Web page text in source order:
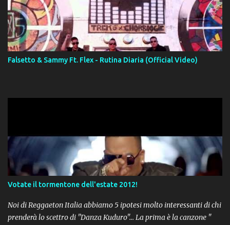
Falsetto & Sammy Ft. Flex - Rutina Diaria (Official Video)
Votate il tormentone dell'estate 2012!
Noi di Reggaeton Italia abbiamo 5 ipotesi molto interessanti di chi
prenderà lo scettro di "Danza Kuduro"... La prima è la canzone "